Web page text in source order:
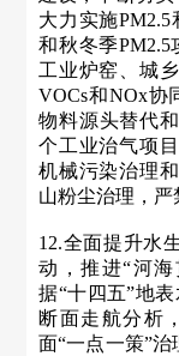
大力实施
和秋冬季PM2.5
工业炉窑、城
VOCs和NOx协
物料源头替代
个工业治气项
机械污染治理
山粉尘治理，严
12.全面提升水
动，推进“河
据“十四五”地
断面走航分析
面“一点一策”